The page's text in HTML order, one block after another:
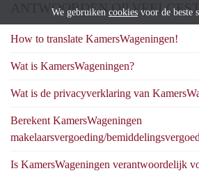
ANTWOORDEN OP
How to translate KamersWageningen!
Wat is KamersWageningen?
Wat is de privacyverklaring van
Berekent KamersWageningen
makelaarsvergoeding/
Is KamersWageningen verantwoordelijk
We gebruiken cookies voor de beste